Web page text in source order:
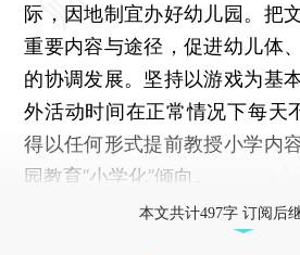
际，因地制宜办好幼儿园。把
重要内容与途径，促进幼儿体
的协调发展。坚持以游戏为基
外活动时间在正常情况下每天
得以任何形式提前教授小学内
园教育“小学化”倾向。
本文共计497字 订阅后